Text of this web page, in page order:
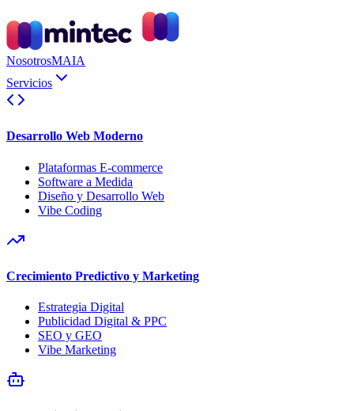
NosotrosMAIA
Servicios
Desarrollo Web Moderno
Plataformas E-commerce
Software a Medida
Diseño y Desarrollo Web
Vibe Coding
Crecimiento Predictivo y Marketing
Estrategia Digital
Publicidad Digital & PPC
SEO y GEO
Vibe Marketing